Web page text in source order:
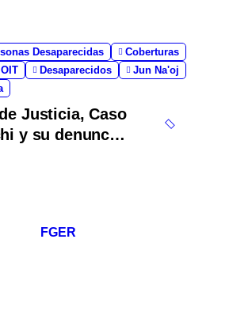
Desaparecidas
Coberturas
Desaparecidos
Jun Na'oj
Justicia, Caso
y su denuncia